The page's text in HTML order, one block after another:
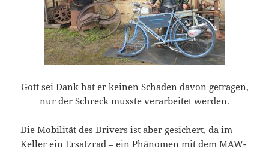
Gott sei Dank hat er keinen Schaden davon getragen,
nur der Schreck musste verarbeitet werden.
Die Mobilität des Drivers ist aber gesichert, da im
Keller ein Ersatzrad – ein Phänomen mit dem MAW-